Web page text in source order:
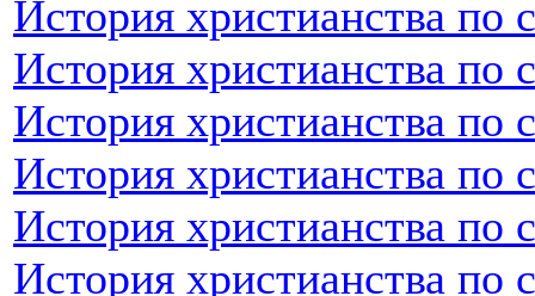
История христианства по
История христианства по
История христианства
История христианства по
История христианства
История христианства